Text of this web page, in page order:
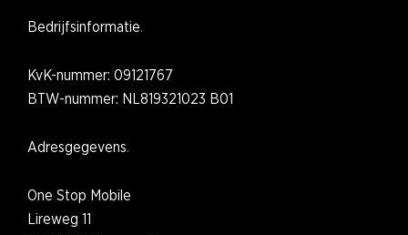
Bedrijfsinformatie
KvK-nummer: 09121767
BTW-nummer: NL819321023 B01
Adresgegevens
One Stop Mobile
Lireweg 11